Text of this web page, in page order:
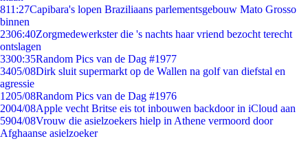
811:27Capibara's lopen Braziliaans parlementsgebouw Mato Grosso
binnen
2306:40Zorgmedewerkster die 's nachts haar vriend bezocht terecht
ontslagen
3300:35Random Pics van de Dag #1977
3405/08Dirk sluit supermarkt op de Wallen na golf van diefstal en
agressie
1205/08Random Pics van de Dag #1976
2004/08Apple vecht Britse eis tot inbouwen backdoor in iCloud aan
5904/08Vrouw die asielzoekers hielp in Athene vermoord door
Afghaanse asielzoeker